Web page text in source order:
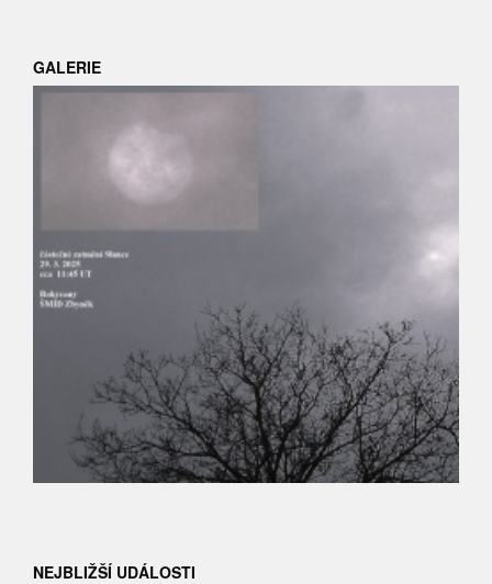
GALERIE
NEJBLIŽŠÍ UDÁLOSTI